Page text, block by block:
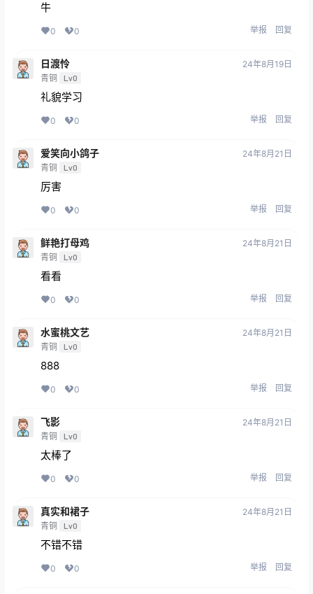
牛
0 0 举报 回复
日渡怜
青铜 Lv0
24年8月19日
礼貌学习
0 0 举报 回复
爱笑向小鸽子
青铜 Lv0
24年8月21日
厉害
0 0 举报 回复
鲜艳打母鸡
青铜 Lv0
24年8月21日
看看
0 0 举报 回复
水蜜桃文艺
青铜 Lv0
24年8月21日
888
0 0 举报 回复
飞影
青铜 Lv0
24年8月21日
太棒了
0 0 举报 回复
真实和裙子
青铜 Lv0
24年8月21日
不错不错
0 0 举报 回复